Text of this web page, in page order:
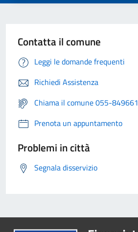
Contatta il comune
Leggi le domande frequenti
Richiedi Assistenza
Chiama il comune 055-849661
Prenota un appuntamento
Problemi in città
Segnala disservizio